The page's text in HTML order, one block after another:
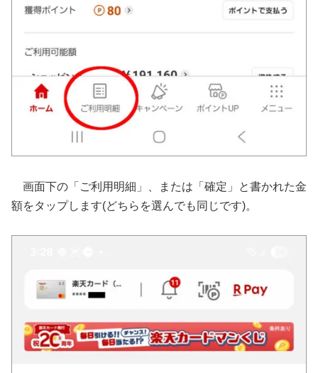
画面下の「ご利用明細」、または「確定」と書かれた金
額をタップします(どちらを選んでも同じです)。